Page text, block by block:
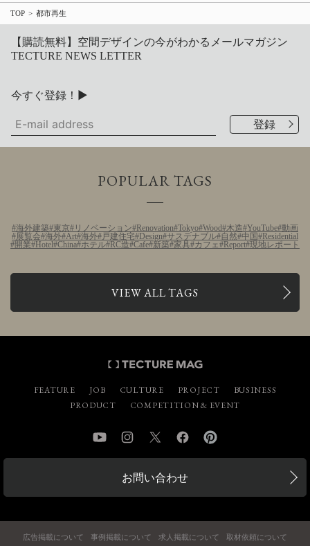
TOP 都市再生
【購読無料】空間デザインの今がわかるメールマガジン
TECTURE NEWS LETTER
今すぐ登録！▶
POPULAR TAGS
海外建築 東京 リノベーション Renovation Tokyo Wood 木造 YouTube 動画
展覧会 海外 Art 海外 戸建住宅 Design サステナブル 自然 中国 Residential
開業 Hotel China ホテル RC造 Cafe 新築 家具 カフェ Report 現地レポート
VIEW ALL TAGS
FEATURE JOB CULTURE PROJECT
BUSINESS
PRODUCT
COMPETITION & EVENT
YouTube InstagramTwitter Facebook
お問い合わせ
広告掲載について 事例掲載について 求人掲載について 取材依頼について